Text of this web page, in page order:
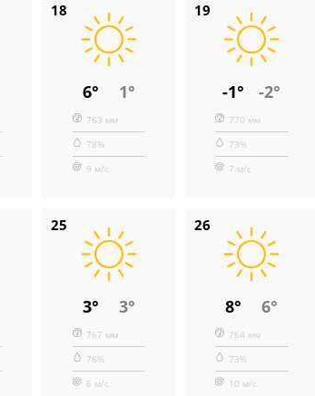
18
6° 1°
763 мм
78%
9 м/с
19
-1° -2°
770 мм
73%
7 м/с
25
3° 3°
767 мм
76%
6 м/с
26
8° 6°
764 мм
73%
10 м/с